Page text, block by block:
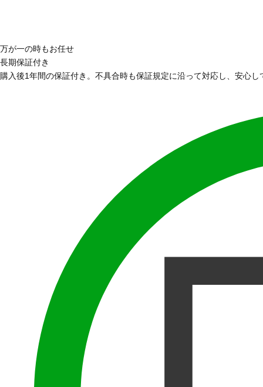
万が一の時もお任せ
長期保証付き
購入後1年間の保証付き。不具合時も保証規定に沿って対応し、安心